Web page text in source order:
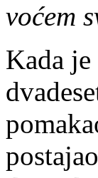
voćem
Kada